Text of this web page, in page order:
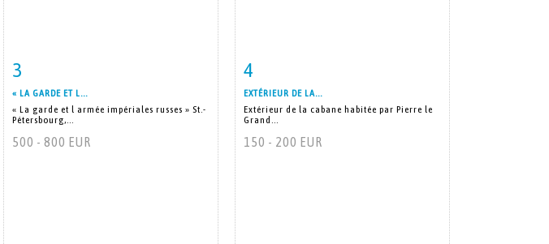
3
« LA GARDE ET L...
« La garde et l armée impériales russes » St.-
Pétersbourg,...
500 - 800 EUR
4
EXTÉRIEUR DE LA...
Extérieur de la cabane habitée par Pierre le
Grand...
150 - 200 EUR